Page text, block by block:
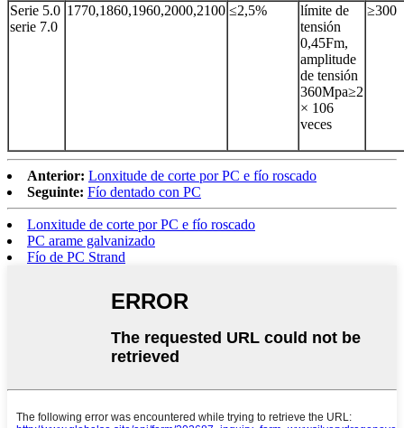
Serie 5.0
serie 7.0
1770,1860,1960,2000,2100 ≤2,5%
límite de
tensión
0,45Fm,
amplitude
de tensión
360Mpa≥2
× 106
veces
≥300
Anterior: Lonxitude de corte por PC e fío roscado
Seguinte: Fío dentado con PC
Lonxitude de corte por PC e fío roscado
PC arame galvanizado
Fío de PC Strand